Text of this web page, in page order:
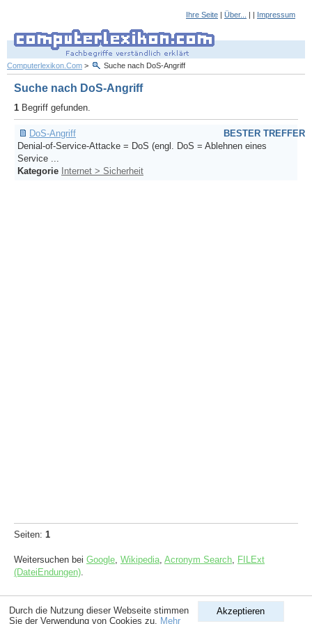
Ihre Seite | Über... | | Impressum
Computerlexikon.Com > Suche nach DoS-Angriff
Suche nach DoS-Angriff
1 Begriff gefunden.
BESTER TREFFER
DoS-Angriff
Denial-of-Service-Attacke = DoS (engl. DoS = Ablehnen eines
Service ...
Kategorie Internet > Sicherheit
Seiten: 1
Weitersuchen bei Google Wikipedia Acronym Search FILExt
(DateiEndungen)
Akzeptieren
Durch die Nutzung dieser Webseite stimmen
Sie der Verwendung von Cookies zu. Mehr
| All rights reserved.